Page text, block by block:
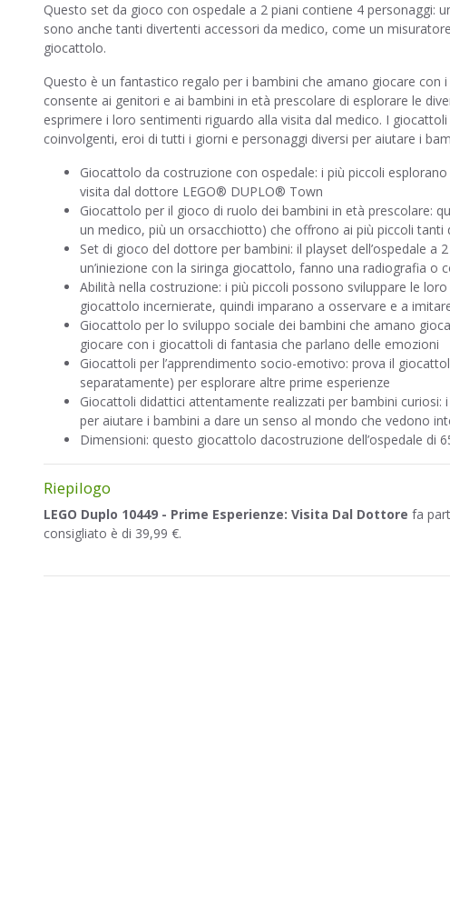
Questo set da gioco con ospedale a 2 piani contiene 4 personaggi:
sono anche tanti divertenti accessori da medico, come un
giocattolo.
Questo è un fantastico regalo per i bambini che amano giocare
consente ai genitori e ai bambini in età prescolare di esplorare le
esprimere i loro sentimenti riguardo alla visita dal medico. I
coinvolgenti, eroi di tutti i giorni e personaggi diversi per aiutare i
Giocattolo da costruzione con ospedale: i più piccoli
visita dal dottore LEGO® DUPLO® Town
Giocattolo per il gioco di ruolo dei bambini in età prescolare:
un medico, più un orsacchiotto) che offrono ai più piccoli tanti
Set di gioco del dottore per bambini: il playset dell’ospedale
un’iniezione con la siringa giocattolo, fanno una radiografia o
Abilità nella costruzione: i più piccoli possono sviluppare le
giocattolo incernierate, quindi imparano a osservare e a
Giocattolo per lo sviluppo sociale dei bambini che amano
giocare con i giocattoli di fantasia che parlano delle emozioni
Giocattoli per l’apprendimento socio-emotivo: prova il
separatamente) per esplorare altre prime esperienze
Giocattoli didattici attentamente realizzati per bambini
per aiutare i bambini a dare un senso al mondo che vedono
Dimensioni: questo giocattolo dacostruzione dell’ospedale di
Riepilogo
LEGO Duplo 10449 - Prime Esperienze: Visita Dal Dottore fa
consigliato è di 39,99 €.